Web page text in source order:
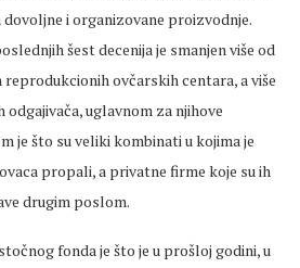
dovoljne i organizovane proizvodnje.
šest decenija je smanjen više od
ovčarskih centara, a više
odgajivača, uglavnom za njihove
je što su veliki kombinati u kojima je
propali, a privatne firme koje su ih
drugim poslom.
fonda je što je u prošloj godini, u